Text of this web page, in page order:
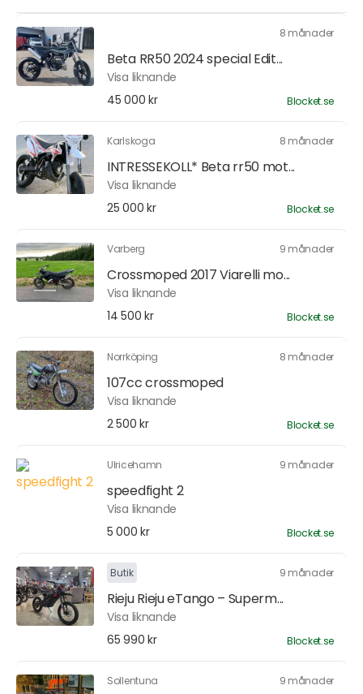
8 månader
Beta RR50 2024 special Edit...
Visa liknande
45 000 kr
Blocket.se
Karlskoga 8 månader
INTRESSEKOLL* Beta rr50 mot...
Visa liknande
25 000 kr
Blocket.se
Varberg 9 månader
Crossmoped 2017 Viarelli mo...
Visa liknande
14 500 kr
Blocket.se
Norrköping 8 månader
107cc crossmoped
Visa liknande
2 500 kr
Blocket.se
Ulricehamn 9 månader
speedfight 2
Visa liknande
5 000 kr
Blocket.se
Butik 9 månader
Rieju Rieju eTango – Superm...
Visa liknande
65 990 kr
Blocket.se
Sollentuna 9 månader